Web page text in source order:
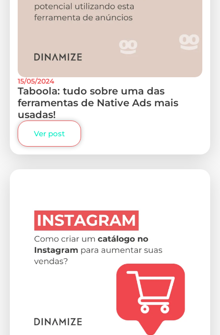
15/05/2024
Taboola: tudo sobre uma das
ferramentas de Native Ads mais
usadas!
Ver post